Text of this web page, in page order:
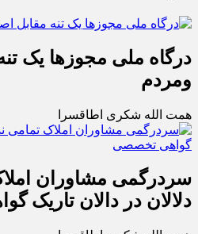
درگاه ملی مجوزها یک
ومردم
همت الله شکری اطاقسرا
سردرگمی مشاوران
دلالان در دالان تاریک